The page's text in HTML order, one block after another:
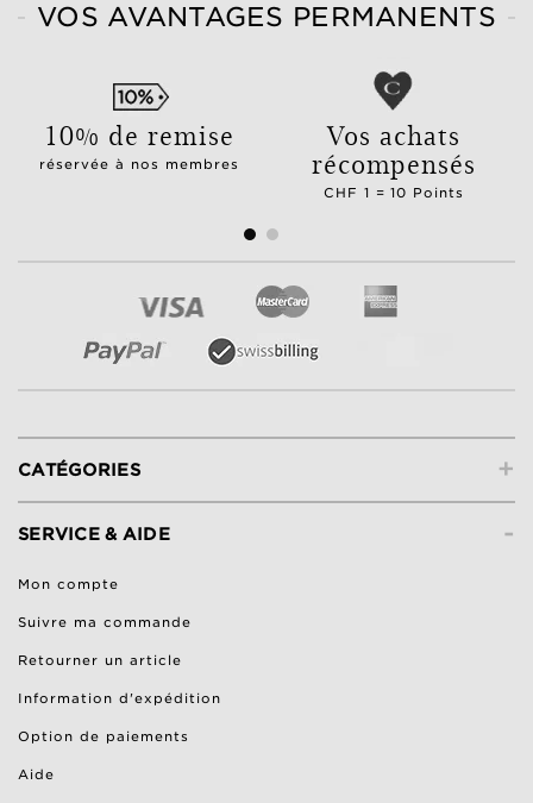
VOS AVANTAGES PERMANENTS
10% de remise
réservée à nos membres
Vos achats
récompensés
CHF 1 = 10 Points
+
CATÉGORIES
-
SERVICE & AIDE
Mon compte
Suivre ma commande
Retourner un article
Information d'expédition
Option de paiements
Aide